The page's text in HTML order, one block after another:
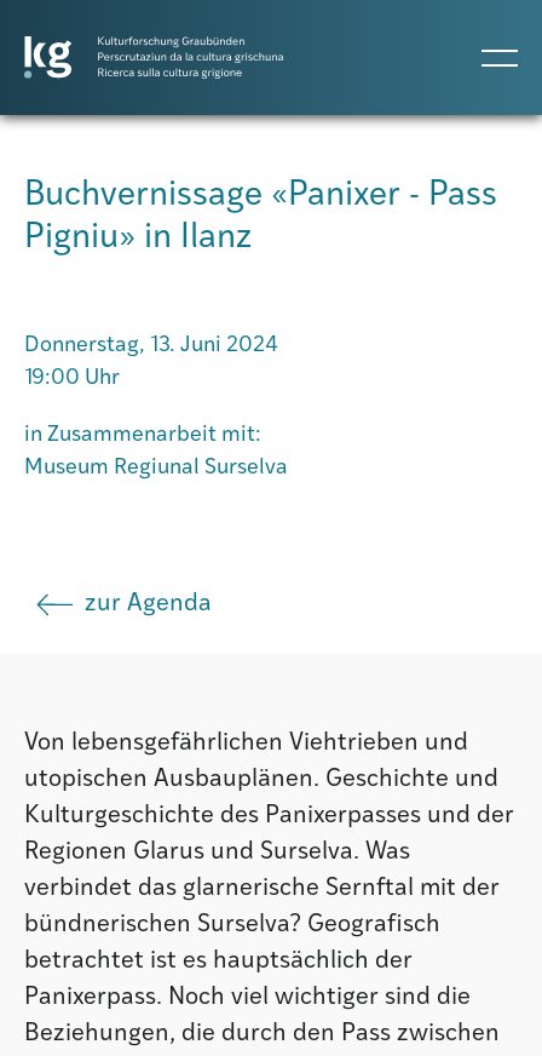
Atlas GR
Buchvernissage «Panixer - Pass
Pigniu» in Ilanz
Donnerstag, 13. Juni 2024
19:00 Uhr
in Zusammenarbeit mit:
Museum Regiunal Surselva
zur Agenda
Von lebensgefährlichen Viehtrieben und
utopischen Ausbauplänen. Geschichte und
Kulturgeschichte des Panixerpasses und der
Regionen Glarus und Surselva. Was
verbindet das glarnerische Sernftal mit der
bündnerischen Surselva? Geografisch
betrachtet ist es hauptsächlich der
Panixerpass. Noch viel wichtiger sind die
Beziehungen, die durch den Pass zwischen